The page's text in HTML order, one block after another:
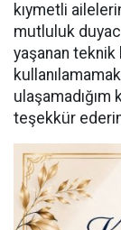
kıymetli
mutluluk
yaşanan teknik
ulaşamadığım
teşekkür